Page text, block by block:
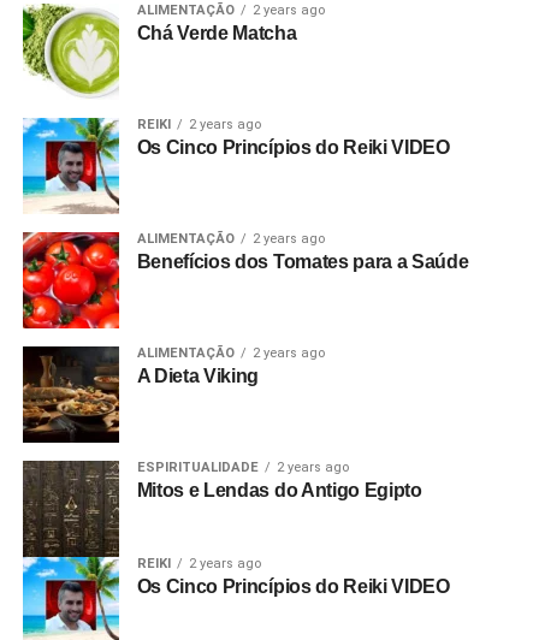
ALIMENTAÇÃO 2 years ago
Chá Verde Matcha
REIKI 2 years ago
Os Cinco Princípios do Reiki VIDEO
ALIMENTAÇÃO 2 years ago
Benefícios dos Tomates para a Saúde
ALIMENTAÇÃO 2 years ago
A Dieta Viking
ESPIRITUALIDADE 2 years ago
Mitos e Lendas do Antigo Egipto
REIKI 2 years ago
Os Cinco Princípios do Reiki VIDEO